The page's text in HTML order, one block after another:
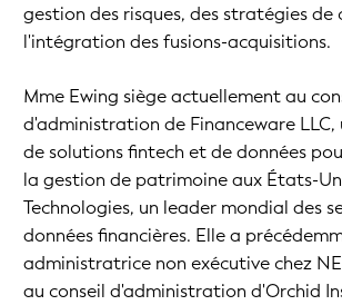
gestion des risques, des stratégies de
l'intégration des fusions-acquisitions.
Mme Ewing siège actuellement au
d'administration de Financeware LLC,
de solutions fintech et de données
la gestion de patrimoine aux États-
Technologies, un leader mondial des
données financières. Elle a
administratrice non exécutive chez
au conseil d'administration d'Orchid